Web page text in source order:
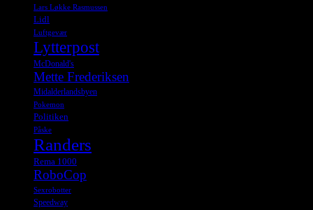
Lars Løkke Rasmussen
Lidl
Luftgevær
Lytterpost
McDonald's
Mette Frederiksen
Midalderlandsbyen
Pokemon
Politiken
Påske
Randers
Rema 1000
RoboCop
Sexrobotter
Speedway